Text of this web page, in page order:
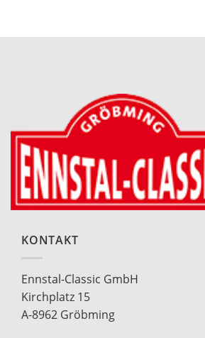
KONTAKT
Ennstal-Classic GmbH
Kirchplatz 15
A-8962 Gröbming